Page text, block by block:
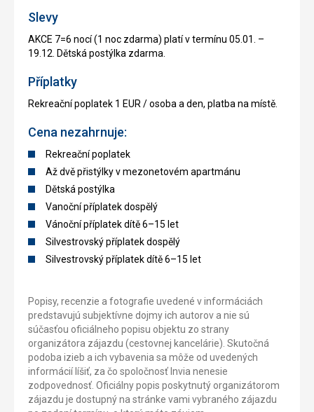
Slevy
AKCE 7=6 nocí (1 noc zdarma) platí v termínu 05.01. –
19.12. Dětská postýlka zdarma.
Příplatky
Rekreační poplatek 1 EUR / osoba a den, platba na místě.
Cena nezahrnuje:
Rekreační poplatek
Až dvě přistýlky v mezonetovém apartmánu
Dětská postýlka
Vanoční příplatek dospělý
Vánoční příplatek dítě 6–15 let
Silvestrovský příplatek dospělý
Silvestrovský příplatek dítě 6–15 let
Popisy, recenzie a fotografie uvedené v informáciách
predstavujú subjektívne dojmy ich autorov a nie sú
súčasťou oficiálneho popisu objektu zo strany
organizátora zájazdu (cestovnej kancelárie). Skutočná
podoba izieb a ich vybavenia sa môže od uvedených
informácií líšiť, za čo spoločnosť Invia nenesie
zodpovednosť. Oficiálny popis poskytnutý organizátorom
zájazdu je dostupný na stránke vami vybraného zájazdu